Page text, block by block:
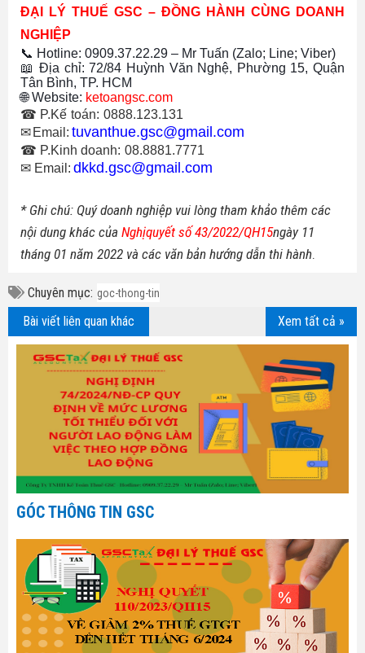
ĐẠI LÝ THUẾ GSC – ĐỒNG HÀNH CÙNG DOANH
NGHIỆP
📞 Hotline: 0909.37.22.29 – Mr Tuấn (Zalo; Line; Viber)
📖 Địa chỉ: 72/84 Huỳnh Văn Nghệ, Phường 15, Quận
Tân Bình, TP. HCM
🌐 Website: ketoangsc.com
☎ P.Kế toán: 0888.123.131
✉ Email: tuvanthue.gsc@gmail.com
☎ P.Kinh doanh: 08.8881.7771
✉ Email: dkkd.gsc@gmail.com
* Ghi chú: Quý doanh nghiệp vui lòng tham khảo thêm các
nội dung khác của Nghịquyết số 43/2022/QH15ngày 11
tháng 01 năm 2022 và các văn bản hướng dẫn thi hành.
Chuyên mục: goc-thong-tin
Xem tất cả »
Bài viết liên quan khác
GÓC THÔNG TIN GSC